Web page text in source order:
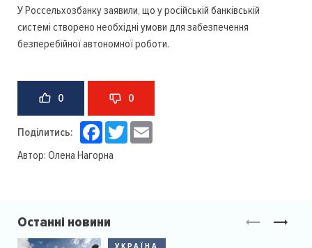
У Россельхозбанку заявили, що у російській банківській
системі створено необхідні умови для забезпечення
безперебійної автономної роботи.
0 0
Поділитись: Facebook
Twitter
Автор: Олена Нагорна
Останні новини